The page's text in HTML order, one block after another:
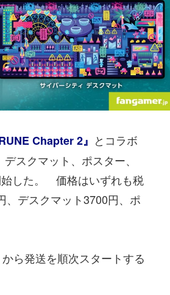
Chapter 2』 とコラボ
スクマット、ポスター、
始した。 価格はいずれも税
、デスクマット3700円、ポ
ら発送を順次スタートする